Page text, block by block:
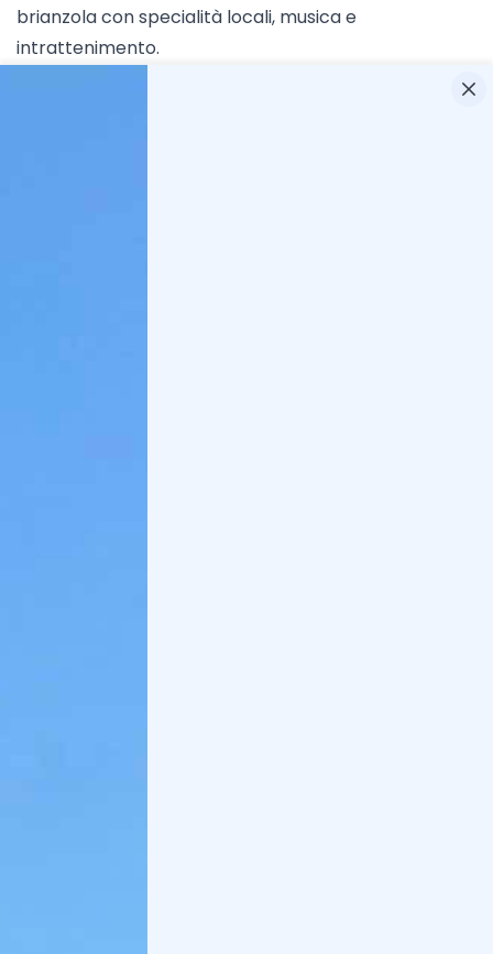
brianzola con specialità locali, musica e
intrattenimento.
Festa d’Agosto a Garbagnate Milanese (MI): Presso il